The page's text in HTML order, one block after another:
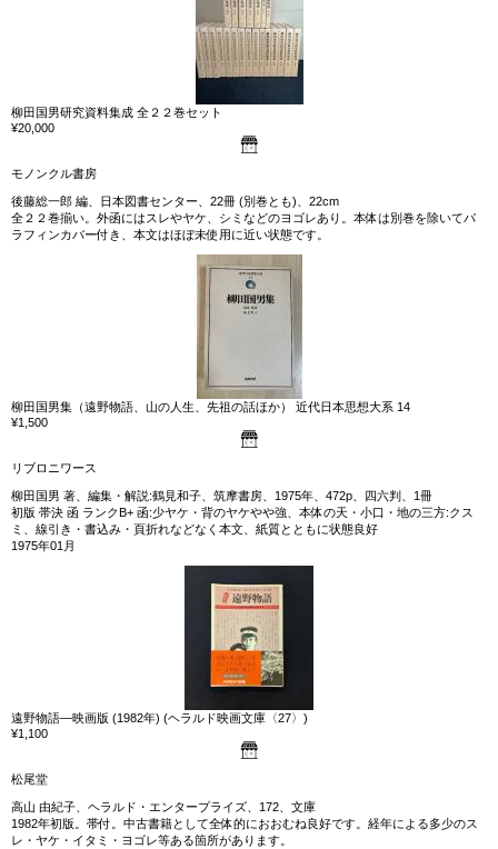
柳田国男研究資料集成 全２２巻セット
¥20,000
モノンクル書房
後藤総一郎 編、日本図書センター、22冊 (別巻とも)、22cm
全２２巻揃い。外函にはスレやヤケ、シミなどのヨゴレあり。本体は別巻を除いてパ
ラフィンカバー付き、本文はほぼ未使用に近い状態です。
柳田国男集（遠野物語、山の人生、先祖の話ほか） 近代日本思想大系 14
¥1,500
リブロニワース
柳田国男 著、編集・解説:鶴見和子、筑摩書房、1975年、472p、四六判、1冊
初版 帯決 函 ランクB+ 函:少ヤケ・背のヤケやや強、本体の天・小口・地の三方:クス
ミ、線引き・書込み・頁折れなどなく本文、紙質とともに状態良好
1975年01月
遠野物語―映画版 (1982年) (ヘラルド映画文庫〈27〉)
¥1,100
松尾堂
高山 由紀子、ヘラルド・エンタープライズ、172、文庫
1982年初版。帯付。中古書籍として全体的におおむね良好です。経年による多少のス
レ・ヤケ・イタミ・ヨゴレ等ある箇所があります。